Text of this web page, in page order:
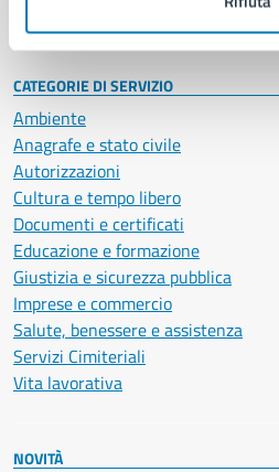
Intranet, posta aziendale e protocollo
CATEGORIE DI SERVIZIO
Ambiente
Anagrafe e stato civile
Autorizzazioni
Cultura e tempo libero
Documenti e certificati
Educazione e formazione
Giustizia e sicurezza pubblica
Imprese e commercio
Salute, benessere e assistenza
Servizi Cimiteriali
Vita lavorativa
NOVITÀ